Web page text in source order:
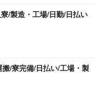
/製造・工場/日勤/日払い
/寮完備/日払い/工場・製